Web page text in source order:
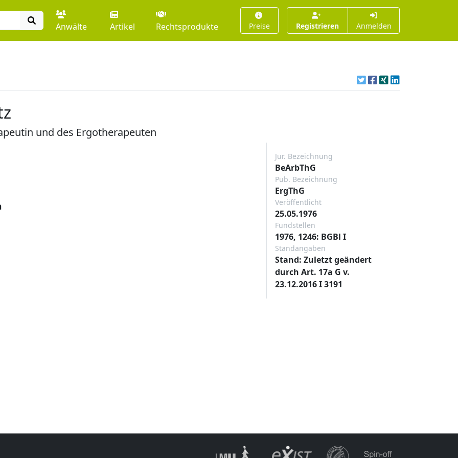
Anwälte Artikel Rechtsprodukte Preise Registrieren Anmelden
und des Ergotherapeuten
Jur. Bezeichnung
BeArbThG
Pub. Bezeichnung
ErgThG
Veröffentlicht
25.05.1976
Fundstellen
1976, 1246: BGBl I
Standangaben
Stand: Zuletzt geändert
durch Art. 17a G v.
23.12.2016 I 3191